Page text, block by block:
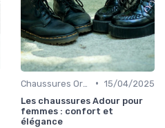
• 15/04/2025
Les chaussures Adour pour
femmes : confort et
élégance